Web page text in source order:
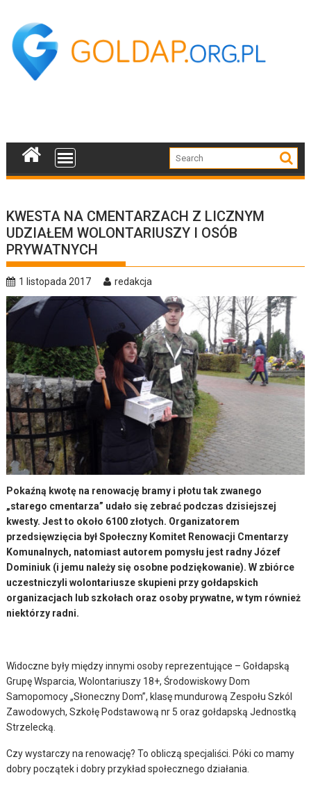
content
KWESTA NA CMENTARZACH Z LICZNYM
UDZIAŁEM WOLONTARIUSZY I OSÓB
PRYWATNYCH
1 listopada 2017 redakcja
Pokaźną kwotę na renowację bramy i płotu tak zwanego
„starego cmentarza” udało się zebrać podczas dzisiejszej
kwesty. Jest to około 6100 złotych. Organizatorem
przedsięwzięcia był Społeczny Komitet Renowacji Cmentarzy
Komunalnych, natomiast autorem pomysłu jest radny Józef
Dominiuk (i jemu należy się osobne podziękowanie). W zbiórce
uczestniczyli wolontariusze skupieni przy gołdapskich
organizacjach lub szkołach oraz osoby prywatne, w tym również
niektórzy radni.
Widoczne były między innymi osoby reprezentujące – Gołdapską
Grupę Wsparcia, Wolontariuszy 18+, Środowiskowy Dom
Samopomocy „Słoneczny Dom”, klasę mundurową Zespołu Szkól
Zawodowych, Szkołę Podstawową nr 5 oraz gołdapską Jednostką
Strzelecką.
Czy wystarczy na renowację? To obliczą specjaliści. Póki co mamy
dobry początek i dobry przykład społecznego działania.